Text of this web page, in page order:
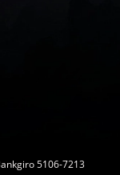
5106-7213